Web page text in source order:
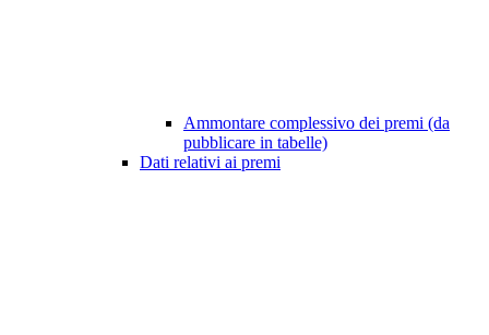
Ammontare complessivo dei premi (da
pubblicare in tabelle)
Dati relativi ai premi